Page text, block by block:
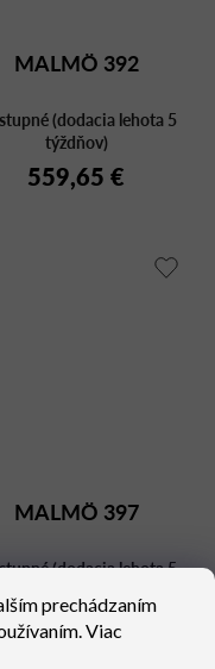
prechádzaním
Viac
MALMÖ 392
(dodacia lehota 5
týždňov)
559,65 €
MALMÖ 397
(dodacia lehota 5
681,42 €